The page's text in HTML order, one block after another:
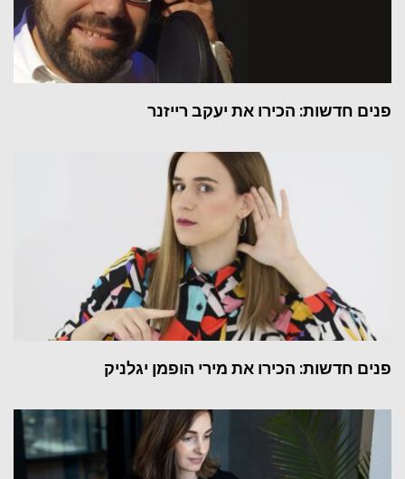
פנים חדשות: הכירו את יעקב רייזנר
פנים חדשות: הכירו את מירי הופמן יגלניק